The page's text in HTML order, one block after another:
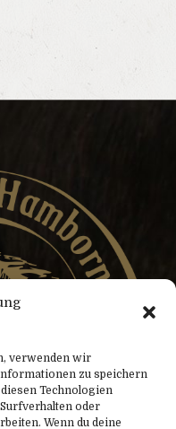
verwenden wir
zu speichern
Technologien
oder
Wenn du deine